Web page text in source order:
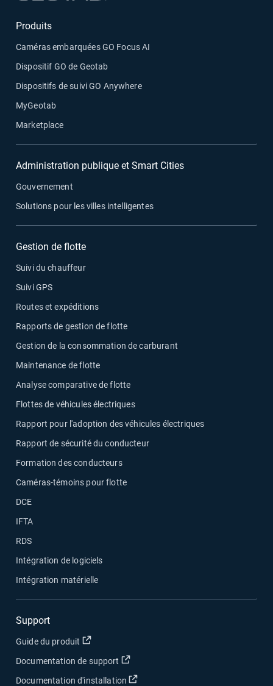
Produits
Caméras embarquées GO Focus AI
Dispositif GO de Geotab
Dispositifs de suivi GO Anywhere
MyGeotab
Marketplace
Administration publique et Smart Cities
Gouvernement
Solutions pour les villes intelligentes
Gestion de flotte
Suivi du chauffeur
Suivi GPS
Routes et expéditions
Rapports de gestion de flotte
Gestion de la consommation de carburant
Maintenance de flotte
Analyse comparative de flotte
Flottes de véhicules électriques
Rapport pour l'adoption des véhicules électriques
Rapport de sécurité du conducteur
Formation des conducteurs
Caméras-témoins pour flotte
DCE
IFTA
RDS
Intégration de logiciels
Intégration matérielle
Support
Guide du produit Ouvrir dans une nouvelle fenêtre
Documentation de support Ouvrir dans une nouvelle fenêtre
Documentation d'installation Ouvrir dans une nouvelle fenêtre